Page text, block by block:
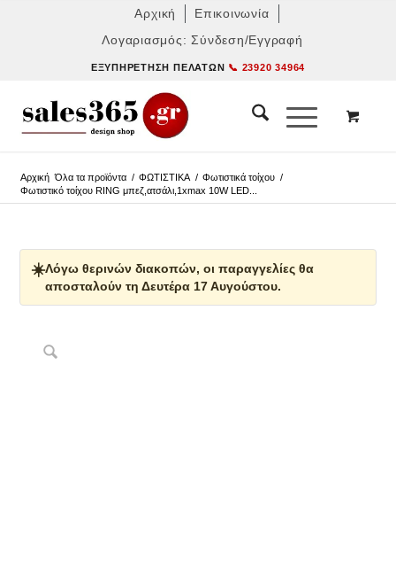
Αρχική
Επικοινωνία
Λογαριασμός: Σύνδεση/Εγγραφή
ΕΞΥΠΗΡΈΤΗΣΗ ΠΕΛΑΤΏΝ 📞 23920 34964
Αρχική Όλα τα προϊόντα / ΦΩΤΙΣΤΙΚΑ / Φωτιστικά τοίχου /
Φωτιστικό τοίχου RING μπεζ,ατσάλι,1xmax 10W LED...
☀️Λόγω θερινών διακοπών, οι παραγγελίες θα
αποσταλούν τη Δευτέρα 17 Αυγούστου.